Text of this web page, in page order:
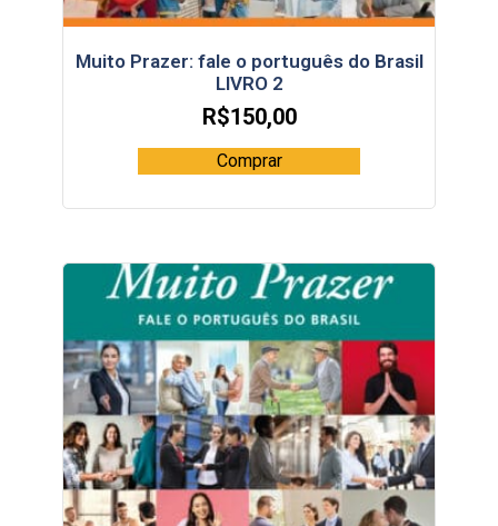
Muito Prazer: fale o português do Brasil
LIVRO 2
R$150,00
Comprar